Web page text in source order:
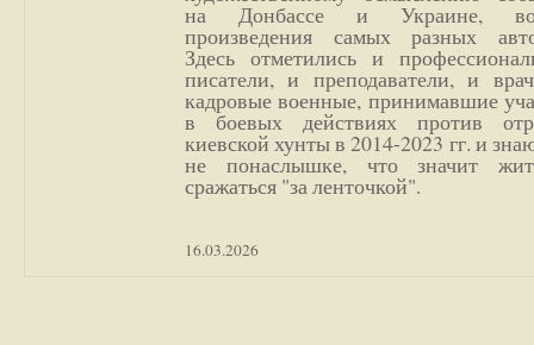
на Донбассе и Украине,
произведения самых разных
Здесь отметились и
писатели, и преподаватели, и
кадровые военные, принимавшие
в боевых действиях против
киевской хунты в 2014-2023 гг. и
не понаслышке, что значит
сражаться "за ленточкой".
16.03.2026